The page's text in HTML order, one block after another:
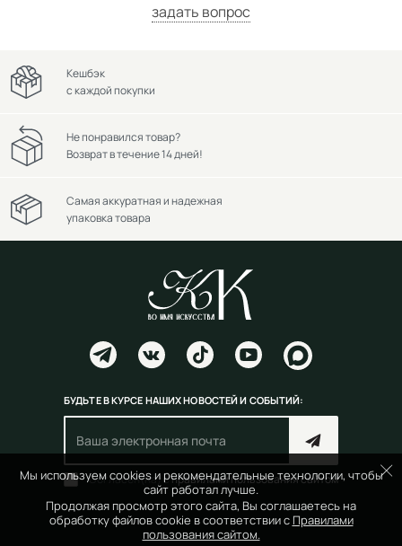
задать вопрос
Мы используем cookies и рекомендательные технологии, чтобы
сайт работал лучше.
Продолжая просмотр этого сайта, Вы соглашаетесь на
обработку файлов cookie в соответствии с Правилами
пользования сайтом.
Кешбэк
с каждой покупки
Не понравился товар?
Возврат в течение 14 дней!
Самая аккуратная и надежная
упаковка товара
БУДЬТЕ В КУРСЕ НАШИХ НОВОСТЕЙ И СОБЫТИЙ:
Согласен(на) справилами пользования сайтом